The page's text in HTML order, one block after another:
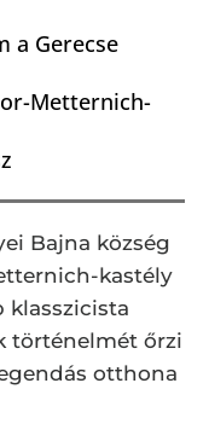
a Gerecse
Metternich-
Bajna község
kastély
klasszicista
történelmét őrzi
otthona